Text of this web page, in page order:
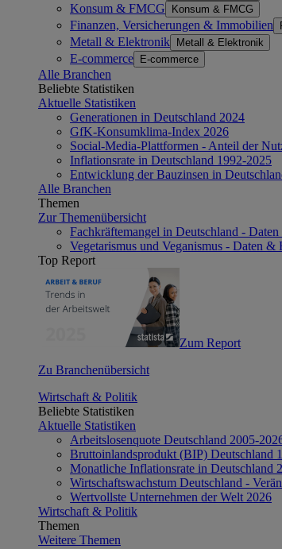
Konsum & FMCG Konsum & FMCG
Finanzen, Versicherungen & Immobilien
Metall & Elektronik Metall & Elektronik
E-commerce E-commerce
Alle Branchen
Beliebte Statistiken
Aktuelle Statistiken
Generationen in Deutschland 2024
GfK-Konsumklima-Index 2026
Social-Media-Plattformen - Anteil der
Inflationsrate in Deutschland 1992-2025
Entwicklung der Bauzinsen in
Alle Branchen
Themen
Zur Themenübersicht
Fachkräftemangel in Deutschland -
Vegetarismus und Veganismus - Daten &
Top Report
Zum Report
Zu Branchenübersicht
Wirtschaft & Politik
Beliebte Statistiken
Aktuelle Statistiken
Arbeitslosenquote Deutschland 2005-
Bruttoinlandsprodukt (BIP) Deutschland
Monatliche Inflationsrate in Deutschland
Wirtschaftswachstum Deutschland -
Wertvollste Unternehmen der Welt 2026
Wirtschaft & Politik
Themen
Weitere Themen